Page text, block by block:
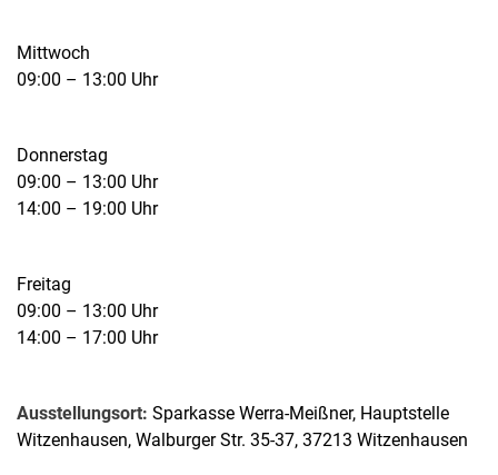
Mittwoch
09:00 – 13:00 Uhr
Donnerstag
09:00 – 13:00 Uhr
14:00 – 19:00 Uhr
Freitag
09:00 – 13:00 Uhr
14:00 – 17:00 Uhr
Ausstellungsort: Sparkasse Werra-Meißner, Hauptstelle
Witzenhausen, Walburger Str. 35-37, 37213 Witzenhausen